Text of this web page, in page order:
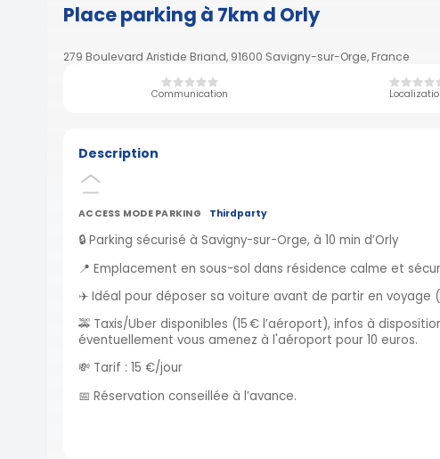
Place parking à 7km d Orly
279 Boulevard Aristide Briand, 91600 Savigny-sur-Orge, France
Communication
Description
ACCESS MODE PARKING Thirdparty
🔒 Parking sécurisé à Savigny-sur-Orge, à 10 min d’Orly
📍 Emplacement en sous-sol dans résidence calme et
✈️ Idéal pour déposer sa voiture avant de partir en voyage
🚕 Taxis/Uber disponibles (15 € l’aéroport), infos à
éventuellement vous amenez à l'aéroport pour 10 euros.
💸 Tarif : 15 €/jour
📅 Réservation conseillée à l’avance.